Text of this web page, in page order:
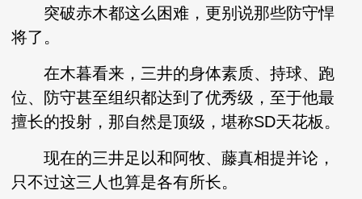
突破赤木都这么困难，更别说那些防守悍
将了。
在木暮看来，三井的身体素质、持球、跑
位、防守甚至组织都达到了优秀级，至于他最
擅长的投射，那自然是顶级，堪称SD天花板。
现在的三井足以和阿牧、藤真相提并论，
只不过这三人也算是各有所长。